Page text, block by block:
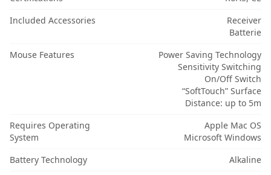
Included Accessories
Receiver
Batterie
Mouse Features
Power Saving Technology
Sensitivity Switching
On/Off Switch
“SoftTouch” Surface
Distance: up to 5m
Requires Operating
System
Apple Mac OS
Microsoft Windows
Battery Technology
Alkaline